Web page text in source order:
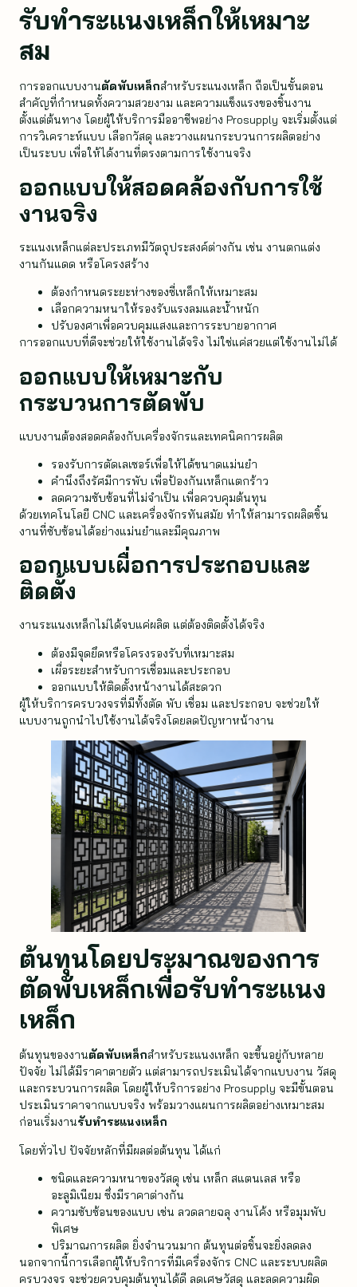
รับทำระแนงเหล็กให้เหมาะ
สม
การออกแบบงานตัดพับเหล็กสำหรับระแนงเหล็ก ถือเป็นขั้นตอน
สำคัญที่กำหนดทั้งความสวยงาม และความแข็งแรงของชิ้นงาน
ตั้งแต่ต้นทาง โดยผู้ให้บริการมืออาชีพอย่าง Prosupply จะเริ่มตั้งแต่
การวิเคราะห์แบบ เลือกวัสดุ และวางแผนกระบวนการผลิตอย่าง
เป็นระบบ เพื่อให้ได้งานที่ตรงตามการใช้งานจริง
ออกแบบให้สอดคล้องกับการใช้
งานจริง
ระแนงเหล็กแต่ละประเภทมีวัตถุประสงค์ต่างกัน เช่น งานตกแต่ง
งานกันแดด หรือโครงสร้าง
ต้องกำหนดระยะห่างของซี่เหล็กให้เหมาะสม
เลือกความหนาให้รองรับแรงลมและน้ำหนัก
ปรับองศาเพื่อควบคุมแสงและการระบายอากาศ
การออกแบบที่ดีจะช่วยให้ใช้งานได้จริง ไม่ใช่แค่สวยแต่ใช้งานไม่ได้
ออกแบบให้เหมาะกับ
กระบวนการตัดพับ
แบบงานต้องสอดคล้องกับเครื่องจักรและเทคนิคการผลิต
รองรับการตัดเลเซอร์เพื่อให้ได้ขนาดแม่นยำ
คำนึงถึงรัศมีการพับ เพื่อป้องกันเหล็กแตกร้าว
ลดความซับซ้อนที่ไม่จำเป็น เพื่อควบคุมต้นทุน
ด้วยเทคโนโลยี CNC และเครื่องจักรทันสมัย ทำให้สามารถผลิตชิ้น
งานที่ซับซ้อนได้อย่างแม่นยำและมีคุณภาพ
ออกแบบเผื่อการประกอบและ
ติดตั้ง
งานระแนงเหล็กไม่ได้จบแค่ผลิต แต่ต้องติดตั้งได้จริง
ต้องมีจุดยึดหรือโครงรองรับที่เหมาะสม
เผื่อระยะสำหรับการเชื่อมและประกอบ
ออกแบบให้ติดตั้งหน้างานได้สะดวก
ผู้ให้บริการครบวงจรที่มีทั้งตัด พับ เชื่อม และประกอบ จะช่วยให้
แบบงานถูกนำไปใช้งานได้จริงโดยลดปัญหาหน้างาน
ต้นทุนโดยประมาณของการ
ตัดพับเหล็กเพื่อรับทำระแนง
เหล็ก
ต้นทุนของงานตัดพับเหล็กสำหรับระแนงเหล็ก จะขึ้นอยู่กับหลาย
ปัจจัย ไม่ได้มีราคาตายตัว แต่สามารถประเมินได้จากแบบงาน วัสดุ
และกระบวนการผลิต โดยผู้ให้บริการอย่าง Prosupply จะมีขั้นตอน
ประเมินราคาจากแบบจริง พร้อมวางแผนการผลิตอย่างเหมาะสม
ก่อนเริ่มงานรับทำระแนงเหล็ก
โดยทั่วไป ปัจจัยหลักที่มีผลต่อต้นทุน ได้แก่
ชนิดและความหนาของวัสดุ เช่น เหล็ก สแตนเลส หรือ
อะลูมิเนียม ซึ่งมีราคาต่างกัน
ความซับซ้อนของแบบ เช่น ลวดลายฉลุ งานโค้ง หรือมุมพับ
พิเศษ
ปริมาณการผลิต ยิ่งจำนวนมาก ต้นทุนต่อชิ้นจะยิ่งลดลง
นอกจากนี้การเลือกผู้ให้บริการที่มีเครื่องจักร CNC และระบบผลิต
ครบวงจร จะช่วยควบคุมต้นทุนได้ดี ลดเศษวัสดุ และลดความผิด